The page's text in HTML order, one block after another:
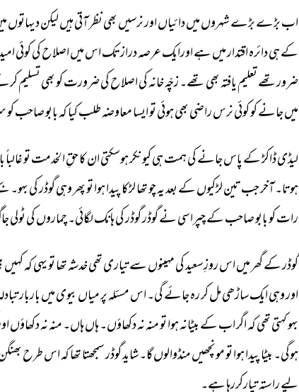
اب بڑے بڑے شہروں میں دائیاں اور نرسیں بھی نظر آتی ہیں لیکن دیہاتوں
کے ہی دائرہ اقتدار میں ہے اورایک عرصہ دراز تک اس میں اصلاح کی کوئی
ضرورتھے تعلیم یافتہ بھی تھے۔ زچّہ خانہ کی اصلاح کی ضرورت کو بھی تسلیم
میں جانے کو کوئی نرس راضی بھی ہوئی تو ایسا معاوضہ طلب کیا کہ بابو صاحب کو
لیڈی ڈاکڑ کے پاس جانے کی ہمت ہی کیونکر ہوسکتی ان کا حقِ الخدمت تو غالباً
ہوتا۔ آخر جب تین لڑکیوں کے بعد یہ چو تھا لڑکا پیدا ہوا تو پھر وہی گوڈر کی بہو۔
رات کو بابو صاحب کے چپراسی نے گوڈر گوڈر کی ہانک لگائی۔ چماروں کی ٹولی
گوڈر کے گھر میں اس روزِسعید کی مہینوں سے تیاری تھی خدشہ تھا تو یہی کہ کہیں
اور وہی ایک ساڑھی مل کر رہ جائے گی۔ اس مسئلہ پر میاں بیوی میں باربار
بہو کہتی تھی کہ اگر اب کے بیٹانہ ہوا تو منہ نہ دکھاؤں۔ ہاں ہاں۔ منہ نہ دکھاؤں
ہوگی۔ بیٹا پیدا ہوا تو مونچھیں منڈوالوں گا۔ شاید گوڈر سمجھتا تھا کہ اس طرح
لیے راستہ تیارکررہا ہے۔